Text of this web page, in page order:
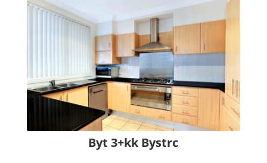
Byt 3+kk Bystrc